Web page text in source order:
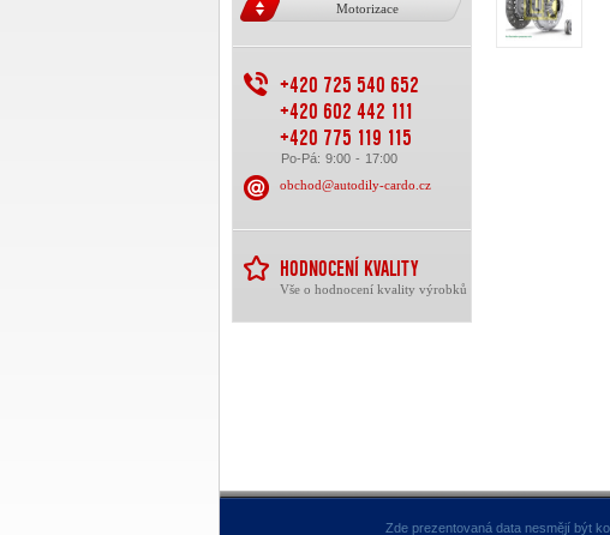
Motorizace
+420 725 540 652
+420 602 442 111
+420 775 119 115
Po-Pá: 9:00 - 17:00
obchod@autodily-cardo.cz
HODNOCENÍ KVALITY
Vše o hodnocení kvality výrobků
Zde prezentovaná data nesmějí být